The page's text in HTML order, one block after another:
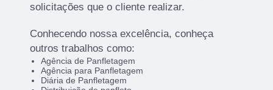
solicitações que o cliente realizar.
Conhecendo nossa excelência, conheça
outros trabalhos como:
Agência de Panfletagem
Agência para Panfletagem
Diária de Panfletagem